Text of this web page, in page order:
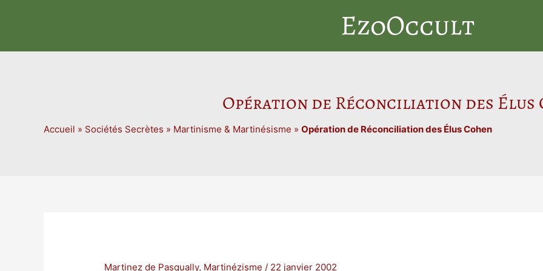
EzoOccult
Opération de Réconciliation des Élus
Accueil » Sociétés Secrètes » Martinisme & Martinésisme » Opération de Réconciliation des Élus Cohen
Martinez de Pasqually, Martinézisme / 22 janvier 2002